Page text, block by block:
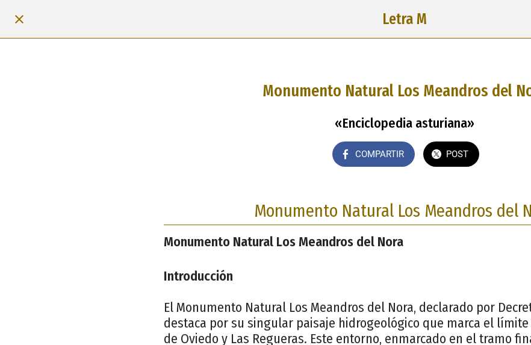
Letra M
Monumento Natural Los Meandros del
«Enciclopedia asturiana»
COMPARTIR POST
Monumento Natural Los Meandros del
Monumento Natural Los Meandros del Nora
Introducción
El Monumento Natural Los Meandros del Nora, declarado por
destaca por su singular paisaje hidrogeológico que marca el
de Oviedo y Las Regueras. Este entorno, enmarcado en el tramo